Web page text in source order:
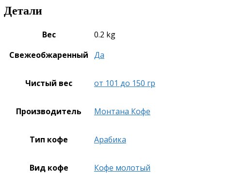
Детали
Вес
0.2 kg
Свежеобжаренный Да
Чистый вес от 101 до 150 гр
Производитель Монтана Кофе
Тип кофе Арабика
Вид кофе Кофе молотый